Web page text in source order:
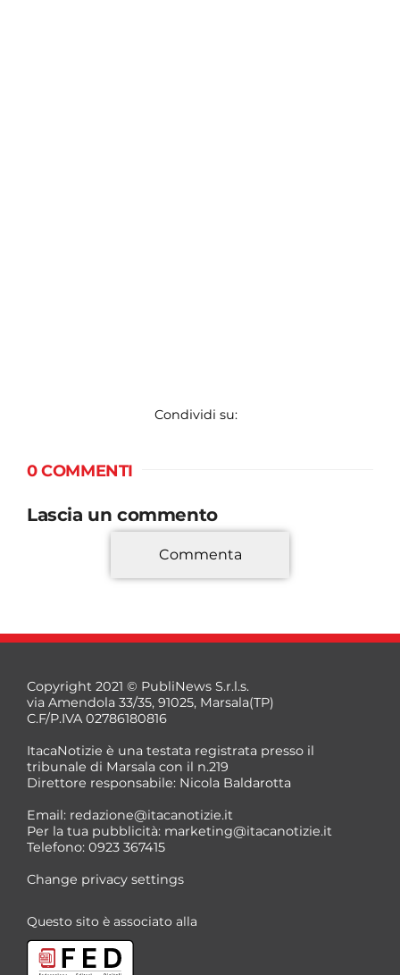
Condividi su:
0 COMMENTI
Lascia un commento
*
*
Commenta
Copyright 2021 © PubliNews S.r.l.s.
via Amendola 33/35, 91025, Marsala(TP)
C.F/P.IVA 02786180816
ItacaNotizie è una testata registrata presso il
tribunale di Marsala con il n.219
Direttore responsabile: Nicola Baldarotta
Email: redazione@itacanotizie.it
Per la tua pubblicità: marketing@itacanotizie.it
Telefono: 0923 367415
Change privacy settings
Questo sito è associato alla